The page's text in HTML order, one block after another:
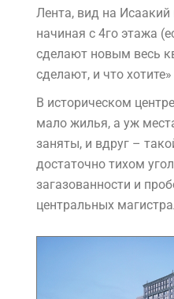
Лента, вид на
начиная с 4го этажа
сделают новым весь
сделают, и что хотите»
В историческом
мало жилья, а уж
заняты, и вдруг –
достаточно тихом
загазованности и
центральных